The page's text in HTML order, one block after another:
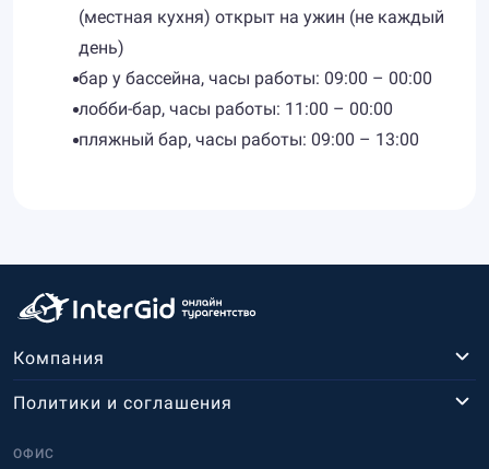
(местная кухня) открыт на ужин (не каждый
день)
бар у бассейна, часы работы: 09:00 – 00:00
лобби-бар, часы работы: 11:00 – 00:00
пляжный бар, часы работы: 09:00 – 13:00
Компания
ОФИС
Политики и соглашения